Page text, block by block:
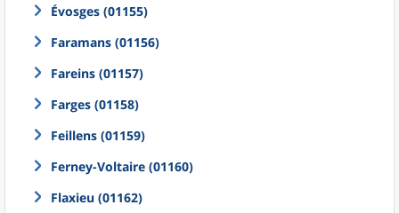
Évosges (01155)
Faramans (01156)
Fareins (01157)
Farges (01158)
Feillens (01159)
Ferney-Voltaire (01160)
Flaxieu (01162)